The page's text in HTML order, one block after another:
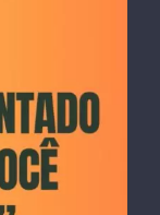
por